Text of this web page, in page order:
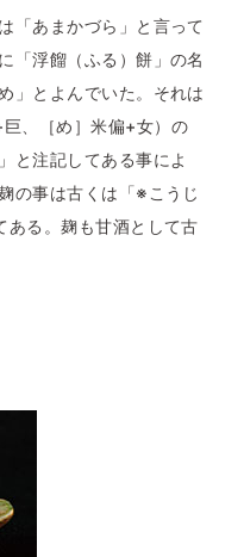
「あまかづら」と言って
「浮餾（ふる）餅」の名
」とよんでいた。それは
、［め］米偏+女） の
と注記してある事によ
の事は古くは「※こうじ
ある。麹も甘酒として古